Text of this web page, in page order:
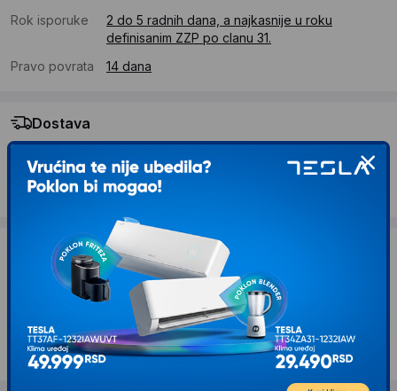
Rok isporuke
2 do 5 radnih dana, a najkasnije u roku
definisanim ZZP po clanu 31.
Pravo povrata
14 dana
Dostava
Standardna dostava se očekuje u roku od 2 do 5 radnih
dana
Troskovi dostave 490 RSD
Želite li ponudu za firmu?
Kontaktirajte nas
Opis proizvoda EINHELL Radionička kolica za
alat Interlock sistem 49375402